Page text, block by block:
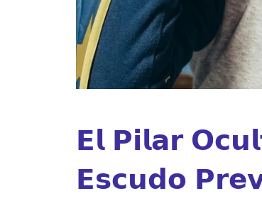
𝗘𝗹 𝗣𝗶𝗹𝗮𝗿
𝗘𝘀𝗰𝘂𝗱𝗼